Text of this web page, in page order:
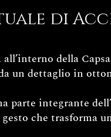
di
della
un dettaglio in
parte integrante
gesto che trasforma